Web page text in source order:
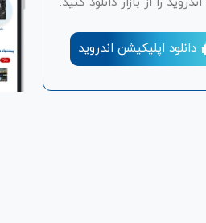
دانلود اپلیکیشن اندروید